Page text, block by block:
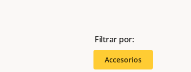
Filtrar por:
Accesorios